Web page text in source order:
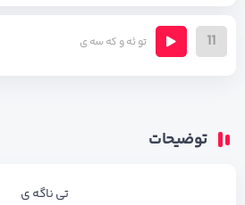
11 تو ئه و که سه ی
توضیحات
تی ناگه ی